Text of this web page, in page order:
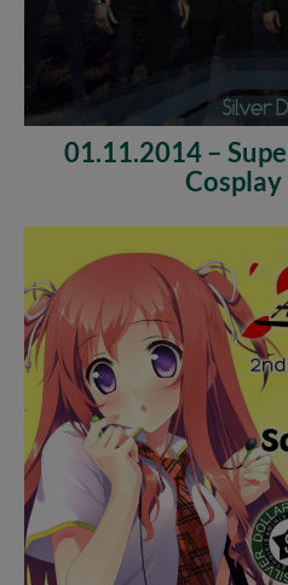
01.11.2014 –